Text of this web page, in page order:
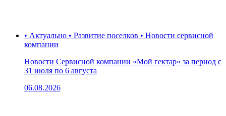
• Актуально • Развитие поселков • Новости сервисной
компании
Новости Сервисной компании «Мой гектар» за период с
31 июля по 6 августа
06.08.2026